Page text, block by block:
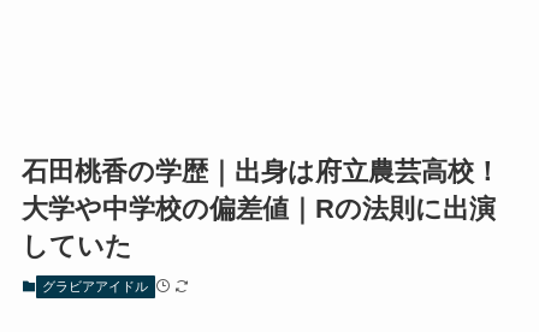
石田桃香の学歴｜出身は府立農芸高校！
大学や中学校の偏差値｜Rの法則に出演
していた
グラビアアイドル